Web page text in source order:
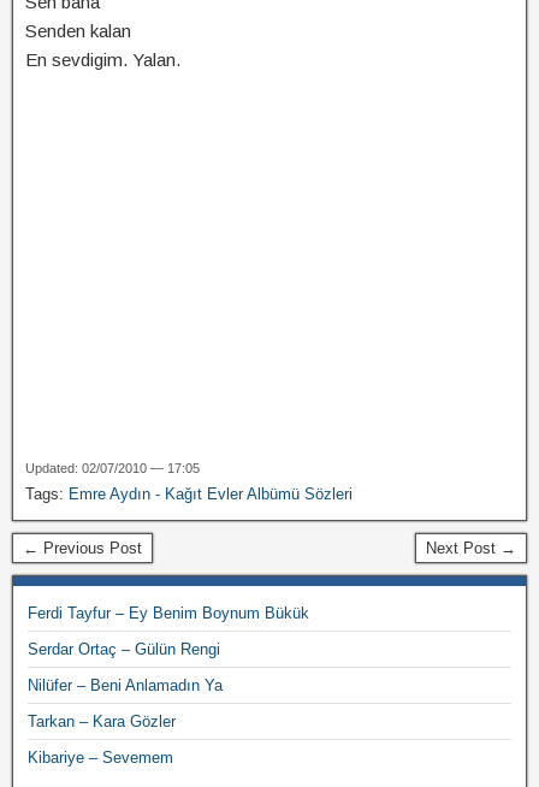
Senden kalan
En sevdigim. Yalan.
Updated: 02/07/2010 — 17:05
Tags: Emre Aydın - Kağıt Evler Albümü Sözleri
← Previous Post Next Post →
Ferdi Tayfur – Ey Benim Boynum Bükük
Serdar Ortaç – Gülün Rengi
Nilüfer – Beni Anlamadın Ya
Tarkan – Kara Gözler
Kibariye – Sevemem